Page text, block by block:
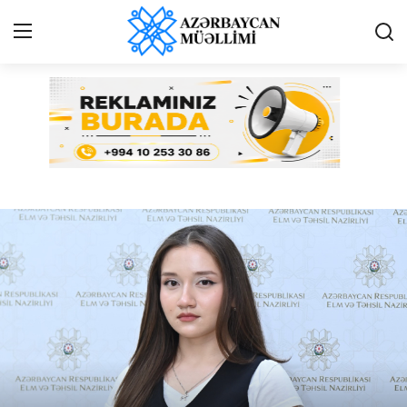
Giriş Qeydiyyat
Qəzetə elan ver
Reklam və elan
Bütün xəbərlər
Azərbaycan müəllimi - Online qəzet